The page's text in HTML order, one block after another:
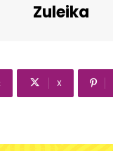
Zuleika
X